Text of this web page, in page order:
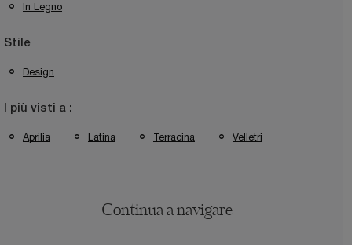
In Legno
Stile
Design
I più visti a :
Aprilia Latina Terracina Velletri
Continua a navigare